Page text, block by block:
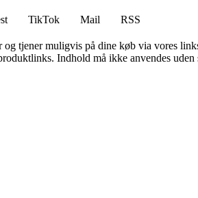
TikTok Mail
RSS
tjener muligvis på dine køb via vores
Indhold må ikke anvendes